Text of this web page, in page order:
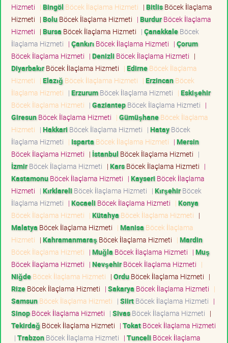
Hizmeti | Bingöl Böcek İlaçlama Hizmeti | BitlisBöcek İlaçlama
Hizmeti | BoluBöcek İlaçlama Hizmeti | BurdurBöcek İlaçlama
Hizmeti | Bursa Böcek İlaçlama Hizmeti | ÇanakkaleBöcek
İlaçlama Hizmeti | Çankırı Böcek İlaçlama Hizmeti | Çorum
Böcek İlaçlama Hizmeti | Denizli Böcek İlaçlama Hizmeti |
DiyarbakırBöcek İlaçlama Hizmeti | EdirneBöcek İlaçlama
Hizmeti | Elazığ Böcek İlaçlama Hizmeti | ErzincanBöcek
İlaçlama Hizmeti | ErzurumBöcek İlaçlama Hizmeti | Eskişehir
Böcek İlaçlama Hizmeti | GaziantepBöcek İlaçlama Hizmeti |
GiresunBöcek İlaçlama Hizmeti | GümüşhaneBöcek İlaçlama
Hizmeti | Hakkari Böcek İlaçlama Hizmeti | HatayBöcek
İlaçlama Hizmeti | Isparta Böcek İlaçlama Hizmeti | Mersin
Böcek İlaçlama Hizmeti | İstanbul Böcek İlaçlama Hizmeti |
İzmirBöcek İlaçlama Hizmeti | KarsBöcek İlaçlama Hizmeti |
KastamonuBöcek İlaçlama Hizmeti | Kayseri Böcek İlaçlama
Hizmeti | Kırklareli Böcek İlaçlama Hizmeti | KırşehirBöcek
İlaçlama Hizmeti | Kocaeli Böcek İlaçlama Hizmeti | Konya
Böcek İlaçlama Hizmeti | Kütahya Böcek İlaçlama Hizmeti |
Malatya Böcek İlaçlama Hizmeti | Manisa Böcek İlaçlama
Hizmeti | Kahramanmaraş Böcek İlaçlama Hizmeti | Mardin
Böcek İlaçlama Hizmeti | Muğla Böcek İlaçlama Hizmeti | Muş
Böcek İlaçlama Hizmeti | NevşehirBöcek İlaçlama Hizmeti |
NiğdeBöcek İlaçlama Hizmeti | OrduBöcek İlaçlama Hizmeti |
RizeBöcek İlaçlama Hizmeti | Sakarya Böcek İlaçlama Hizmeti |
SamsunBöcek İlaçlama Hizmeti | SiirtBöcek İlaçlama Hizmeti |
SinopBöcek İlaçlama Hizmeti | SivasBöcek İlaçlama Hizmeti |
Tekirdağ Böcek İlaçlama Hizmeti | TokatBöcek İlaçlama Hizmeti
| TrabzonBöcek İlaçlama Hizmeti | Tunceli Böcek İlaçlama